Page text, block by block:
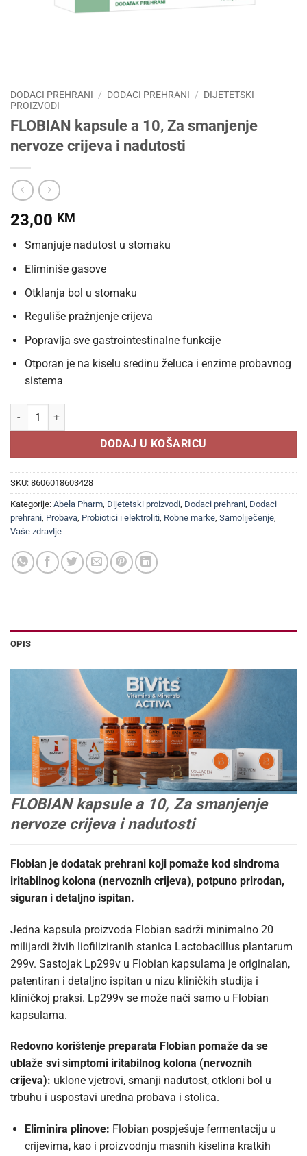
DODACI PREHRANI / DODACI PREHRANI / DIJETETSKI
PROIZVODI
FLOBIAN kapsule a 10, Za smanjenje
nervoze crijeva i nadutosti
23,00 KM
Smanjuje nadutost u stomaku
Eliminiše gasove
Otklanja bol u stomaku
Reguliše pražnjenje crijeva
Popravlja sve gastrointestinalne funkcije
Otporan je na kiselu sredinu želuca i enzime probavnog
sistema
FLOBIAN kapsule a 10, Za smanjenje nervoze crijeva i nadutosti
DODAJ U KOŠARICU
SKU: 8606018603428
Kategorije: Abela Pharm, Dijetetski proizvodi, Dodaci prehrani, Dodaci
prehrani, Probava, Probiotici i elektroliti, Robne marke, Samoliječenje,
Vaše zdravlje
OPIS
FLOBIAN kapsule a 10, Za smanjenje
nervoze crijeva i nadutosti
Flobian je dodatak prehrani koji pomaže kod sindroma
iritabilnog kolona (nervoznih crijeva), potpuno prirodan,
siguran i detaljno ispitan.
Jedna kapsula proizvoda Flobian sadrži minimalno 20
milijardi živih liofiliziranih stanica Lactobacillus plantarum
299v. Sastojak Lp299v u Flobian kapsulama je originalan,
patentiran i detaljno ispitan u nizu kliničkih studija i
kliničkoj praksi. Lp299v se može naći samo u Flobian
kapsulama.
Redovno korištenje preparata Flobian pomaže da se
ublaže svi simptomi iritabilnog kolona (nervoznih
crijeva): uklone vjetrovi, smanji nadutost, otkloni bol u
trbuhu i uspostavi uredna probava i stolica.
Eliminira plinove: Flobian pospješuje fermentaciju u
crijevima, kao i proizvodnju masnih kiselina kratkih